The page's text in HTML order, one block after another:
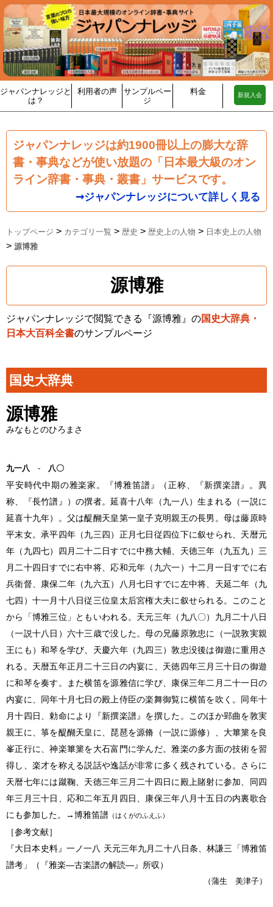
ジャパンナレッジと
は？
利用者の声
サンプルペー
ジ
料金 新規入会
ジャパンナレッジは約1900冊以上の膨大な辞
書・事典などが使い放題の「日本最大級のオン
ライン辞書・事典・叢書」サービスです。
➞ジャパンナレッジについて詳しく見る
トップページ > カテゴリ一覧 > 歴史 > 歴史上の人物 > 日本史上の人物
> 源博雅
源博雅
ジャパンナレッジで閲覧できる『源博雅』の国史大辞典・
日本大百科全書のサンプルページ
国史大辞典
源博雅
みなもとのひろまさ
九一八 - 八〇
平安時代中期の雅楽家。『博雅笛譜』（正称、『新撰楽譜』。異
称、『長竹譜』）の撰者。延喜十八年（九一八）生まれる（一説に
延喜十九年）。父は醍醐天皇第一皇子克明親王の長男。母は藤原時
平末女。承平四年（九三四）正月七日従四位下に叙せられ、天暦元
年（九四七）四月二十二日すでに中務大輔、天徳三年（九五九）三
月二十四日すでに右中将、応和元年（九六一）十二月一日すでに右
兵衛督、康保二年（九六五）八月七日すでに左中将、天延二年（九
七四）十一月十八日従三位皇太后宮権大夫に叙せられる。このこと
から「博雅三位」ともいわれる。天元三年（九八〇）九月二十八日
（一説十八日）六十三歳で没した。母の兄藤原敦忠に（一説敦実親
王にも）和琴を学び、天慶六年（九四三）敦忠没後は御遊に重用さ
れる。天暦五年正月二十三日の内宴に、天徳四年三月三十日の御遊
に和琴を奏す。また横笛を源雅信に学び、康保三年二月二十一日の
内宴に、同年十月七日の殿上侍臣の楽舞御覧に横笛を吹く。同年十
月十四日、勅命により『新撰楽譜』を撰した。このほか郢曲を敦実
親王に、箏を醍醐天皇に、琵琶を源脩（一説に源修）、大篳篥を良
峯正行に、神楽篳篥を大石富門に学んだ。雅楽の多方面の技術を習
得し、楽才を称える説話や逸話が非常に多く残されている。さらに
天暦七年には蹴鞠、天徳三年三月二十四日に殿上賭射に参加、同四
年三月三十日、応和二年五月四日、康保三年八月十五日の内裏歌合
にも参加した。→博雅笛譜 （はくがのふえふ）
［参考文献］
『大日本史料』一ノ一八 天元三年九月二十八日条、林謙三「博雅笛
譜考」（『雅楽―古楽譜の解読―』所収）
（蒲生 美津子）